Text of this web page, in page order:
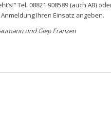
Tel. 08821 908589 (auch AB)
Ihren Einsatz angeben.
und Giep Franzen